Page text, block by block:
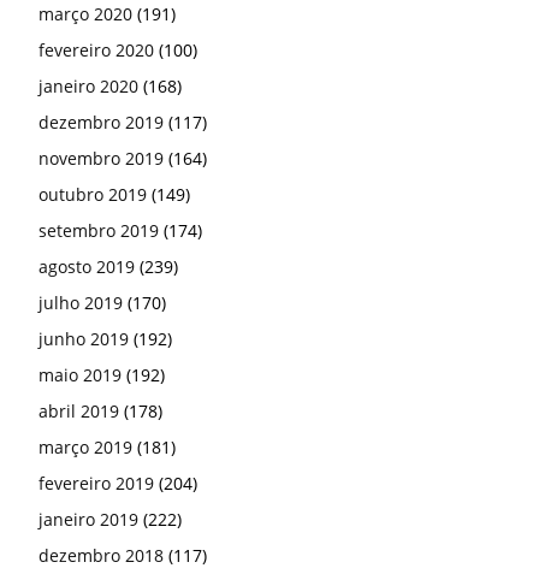
março 2020 (191)
fevereiro 2020 (100)
janeiro 2020 (168)
dezembro 2019 (117)
novembro 2019 (164)
outubro 2019 (149)
setembro 2019 (174)
agosto 2019 (239)
julho 2019 (170)
junho 2019 (192)
maio 2019 (192)
abril 2019 (178)
março 2019 (181)
fevereiro 2019 (204)
janeiro 2019 (222)
dezembro 2018 (117)